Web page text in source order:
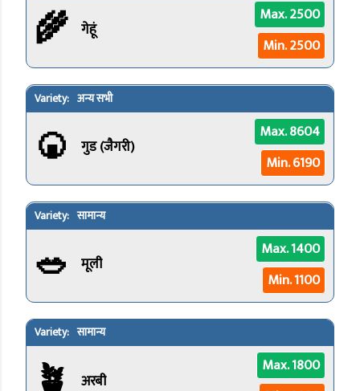
🌾 गेहूं
Max. 2500
Min. 2500
अन्य सभी
🍘 गुड (जैगरी)
Max. 8604
Min. 6190
सामान्य
🥗 मूली
Max. 1400
Min. 1100
सामान्य
अरबी
Max. 1800